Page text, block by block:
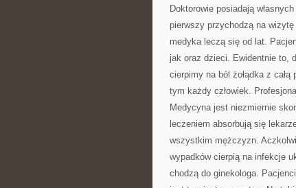
Doktorowie posiadają
pierwszy przychodzą na
medyka leczą się od lat.
jak oraz dzieci. Ewidentnie to,
cierpimy na ból żołądka z
tym każdy człowiek.
Medycyna jest niezmiernie
leczeniem absorbują się
wszystkim mężczyzn.
wypadków cierpią na infekcje
chodzą do ginekologa.